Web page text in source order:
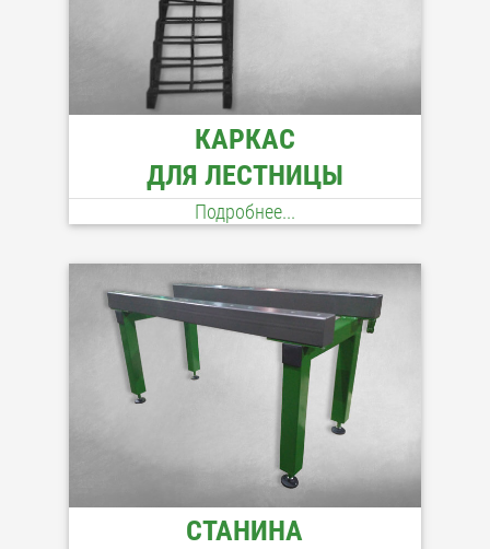
КАРКАС
ДЛЯ ЛЕСТНИЦЫ
Подробнее...
СТАНИНА